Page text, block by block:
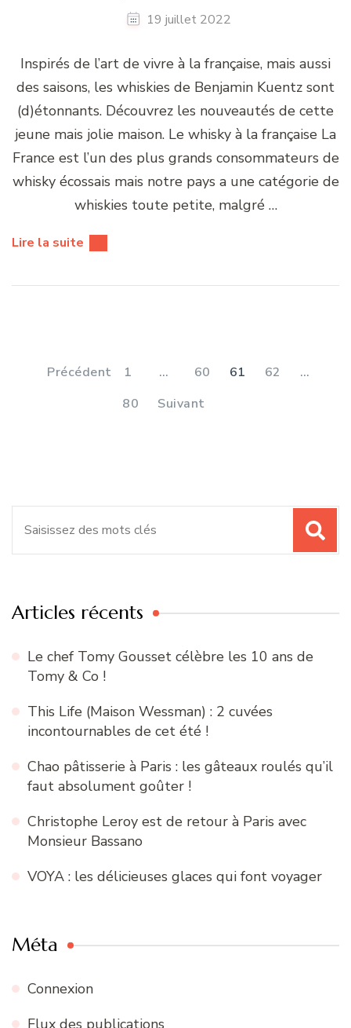
19 juillet 2022
Inspirés de l’art de vivre à la française, mais aussi
des saisons, les whiskies de Benjamin Kuentz sont
(d)étonnants. Découvrez les nouveautés de cette
jeune mais jolie maison. Le whisky à la française La
France est l’un des plus grands consommateurs de
whisky écossais mais notre pays a une catégorie de
whiskies toute petite, malgré …
Lire la suite
publications
Précédent PAGE
1 … PAGE
60 PAGE
61 PAGE
62
…
PAGE
80 Suivant
Articles récents
Le chef Tomy Gousset célèbre les 10 ans de
Tomy & Co !
This Life (Maison Wessman) : 2 cuvées
incontournables de cet été !
Chao pâtisserie à Paris : les gâteaux roulés qu’il
faut absolument goûter !
Christophe Leroy est de retour à Paris avec
Monsieur Bassano
VOYA : les délicieuses glaces qui font voyager
Méta
Connexion
Flux des publications